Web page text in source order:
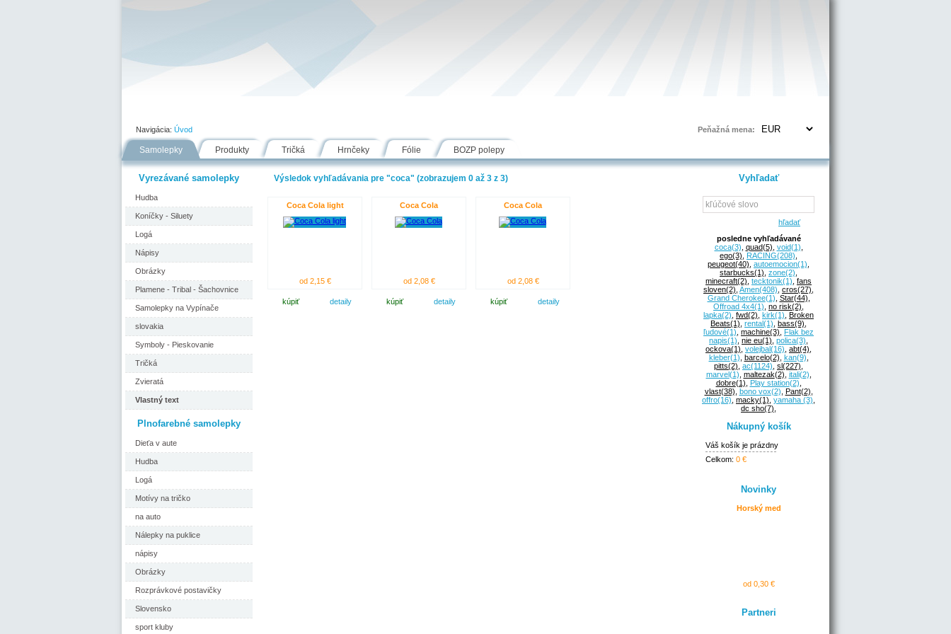
Navigácia: Úvod Peňažná mena:
Samolepky Produkty Tričká Hrnčeky Fólie BOZP polepy
Vyrezávané samolepky
Hudba
Koníčky - Siluety
Logá
Nápisy
Obrázky
Plamene - Tribal - Šachovnice
Samolepky na Vypínače
slovakia
Symboly - Pieskovanie
Tričká
Zvieratá
Vlastný text
Plnofarebné samolepky
Dieťa v aute
Hudba
Logá
Motívy na tričko
na auto
Nálepky na puklice
nápisy
Obrázky
Rozprávkové postavičky
Slovensko
sport kluby
Výsledok vyhľadávania pre "coca" (zobrazujem 0 až 3 z 3)
Coca Cola light
od 2,15 €
kúpiť detaily
Coca Cola
od 2,08 €
kúpiť detaily
Coca Cola
od 2,08 €
kúpiť detaily
Vyhľadať
hľadať
posledne vyhľadávané
coca(3) quad(5) void(1)
ego(3) RACING(208)
peugeot(40) autoemocion(1)
starbucks(1) zone(2)
minecraft(2) tecktonik(1) fans
sloven(2) Amen(408) cros(27)
Grand Cherokee(1) Star(44)
Offroad 4x4(1) no risk(2)
lapka(2) fwd(2) kirk(1) Broken
Beats(1) rental(1) bass(9)
ľudové(1) machine(3)
Flak bez
napis(1) nie eu(1) polica(3)
ockova(1) volejbal(16) abt(4)
kleber(1) barcelo(2) kan(9)
pitts(2) ac(1124) sl(227)
marvel(1) maltezak(2) itali(2)
dobre(1) Play station(2)
vlast(38) bono vox(2) Pant(2)
offro(16) macky(1) yamaha (3)
dc sho(7)
Nákupný košík
Váš košík je prázdny
Celkom: 0 €
Novinky
Horský med
od 0,30 €
Partneri